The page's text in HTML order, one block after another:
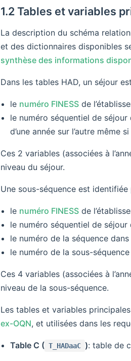
1.2 Tables et variables
La description du schéma
et des dictionnaires disponibles
synthèse des informations
Dans les tables HAD, un séjour
le numéro FINESS de
le numéro séquentiel de séjour
d’une année sur l’autre même
Ces 2 variables (associées à
niveau du séjour.
Une sous-séquence est
le numéro FINESS de
le numéro séquentiel de séjour
le numéro de la séquence
le numéro de la sous-
Ces 4 variables (associées à
niveau de la sous-séquence.
Les tables et variables
ex-OQN, et utilisées dans les
Table C ( T_HADaaC ): table de